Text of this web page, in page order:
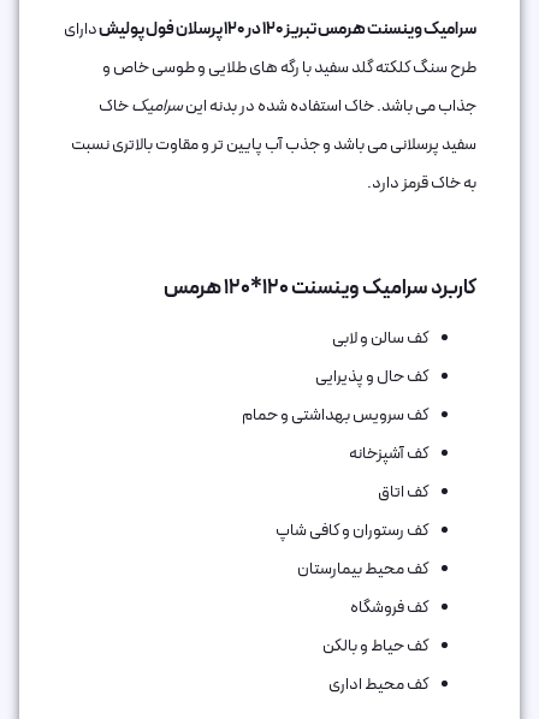
سرامیک وینسنت هرمس تبریز 120 در 120 پرسلان فول پولیش
دارای
طرح سنگ کلکته گلد سفید با رگه های طلایی و طوسی خاص و
جذاب می باشد. خاک استفاده شده در بدنه اینسرامیکخاک
سفید پرسلانی می باشد و جذب آب پایین تر و مقاوت بالاتری نسبت
به خاک قرمز دارد.
کاربرد سرامیک وینسنت 120*120 هرمس
کف سالن و لابی
کف حال و پذیرایی
کف سرویس بهداشتی و حمام
کف آشپزخانه
کف اتاق‌
کف رستوران و کافی شاپ
کف محیط بیمارستان
کف فروشگاه
کف حیاط و بالکن
کف محیط اداری